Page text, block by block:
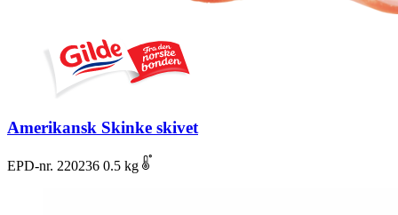
Amerikansk Skinke skivet
EPD-nr. 220236 0.5 kg